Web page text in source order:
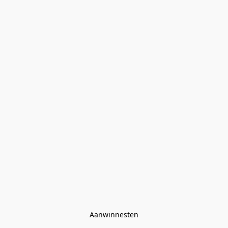
Aanwinnesten